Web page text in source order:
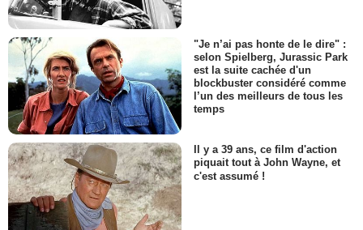
"Je n’ai pas honte de le dire" :
selon Spielberg, Jurassic Park
est la suite cachée d'un
blockbuster considéré comme
l’un des meilleurs de tous les
temps
Il y a 39 ans, ce film d'action
piquait tout à John Wayne, et
c'est assumé !